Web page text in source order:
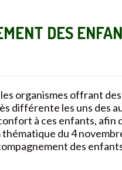
DES
organismes offrant des
différente les uns des
à ces enfants, afin
du 4
des